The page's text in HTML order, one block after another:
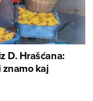
D. Hrašćana:
kaj